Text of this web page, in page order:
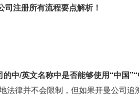
司注册所有流程要点解析！
中/英文名称中是否能够使用“中国
法律并不会限制，但如果开曼公司